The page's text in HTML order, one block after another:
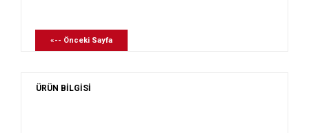
«-- Önceki Sayfa
ÜRÜN BİLGİSİ